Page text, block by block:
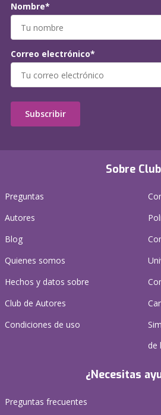
Sobre Club
Preguntas
Autores
Blog
Quienes somos
Hechos y datos sobre
Club de Autores
Condiciones de uso
de
¿Necesitas
Preguntas frecuentes
Nombre*
Correo electrónico*
Subscribir